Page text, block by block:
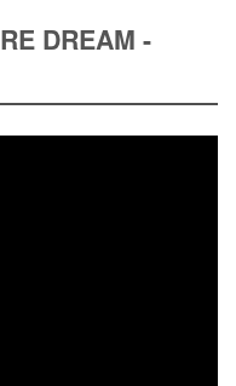
DREAM -